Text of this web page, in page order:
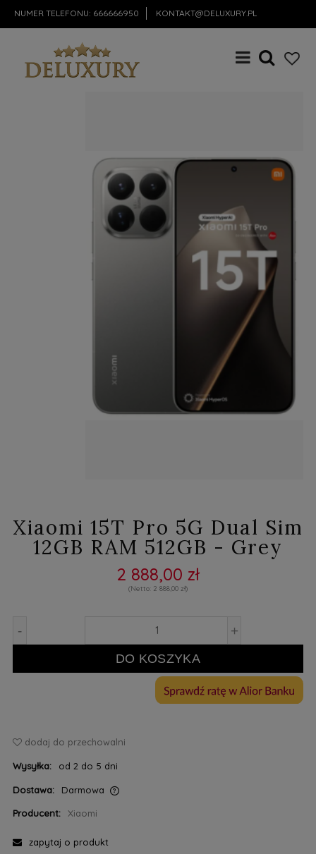
NUMER TELEFONU: 666666950 KONTAKT@DELUXURY.PL
Xiaomi 15T Pro 5G Dual Sim
12GB RAM 512GB - Grey
2 888,00 zł
2 888,00 zł
- +
DO KOSZYKA
dodaj do przechowalni
Wysyłka: od 2 do 5 dni
Dostawa:
Darmowa
Producent:
Xiaomi
zapytaj o produkt